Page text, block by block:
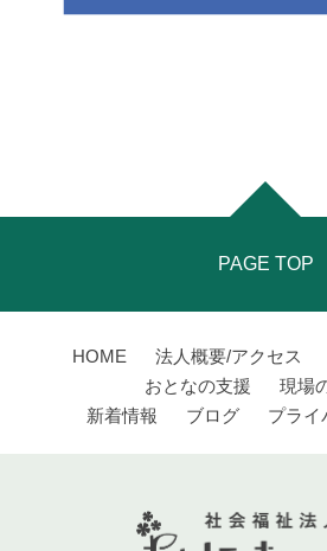
PAGE TOP
HOME 法人概要/アクセス
おとなの支援
現場
新着情報
ブログ プライ